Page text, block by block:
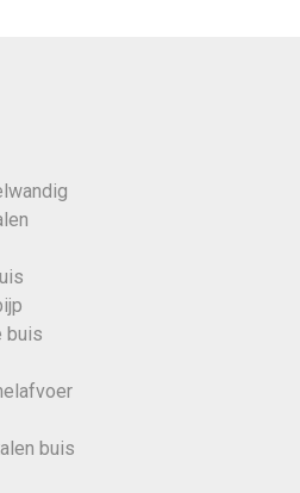
buis
buis